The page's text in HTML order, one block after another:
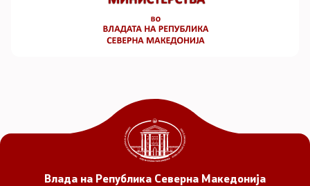
Влада на Република Северна Македонија